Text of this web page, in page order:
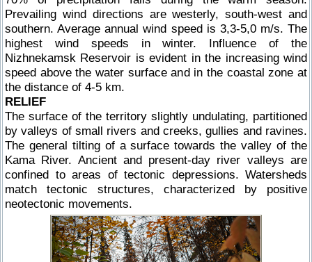
Prevailing wind directions are westerly, south-west and
southern. Average annual wind speed is 3,3-5,0 m/s. The
highest wind speeds in winter. Influence of the
Nizhnekamsk Reservoir is evident in the increasing wind
speed above the water surface and in the coastal zone at
the distance of 4-5 km.
RELIEF
The surface of the territory slightly undulating, partitioned
by valleys of small rivers and creeks, gullies and ravines.
The general tilting of a surface towards the valley of the
Kama River. Ancient and present-day river valleys are
confined to areas of tectonic depressions. Watersheds
match tectonic structures, characterized by positive
neotectonic movements.